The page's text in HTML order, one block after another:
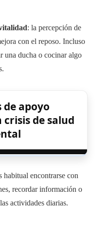
: la percepción de
con el reposo. Incluso
una ducha o cocinar algo
de apoyo
crisis de salud
habitual encontrarse con
recordar información o
actividades diarias.